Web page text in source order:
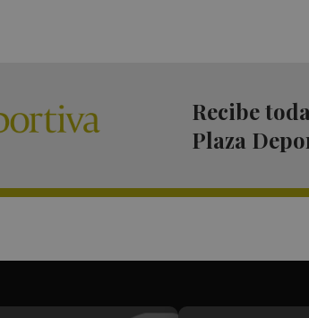
Recibe
Plaza